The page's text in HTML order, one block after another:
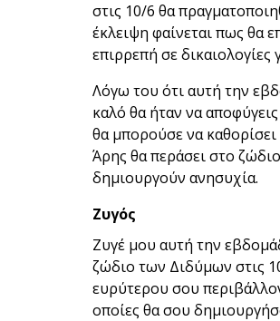
στις 10/6 θα
έκλειψη φαίνεται πως θα
επιρρεπή σε
Λόγω του ότι αυτή την
καλό θα ήταν να
θα μπορούσε να καθορίσει
Άρης θα περάσει στο
δημιουργούν ανησυχία.
Ζυγός
Ζυγέ μου αυτή την
ζώδιο των Διδύμων στις
ευρύτερου σου
οποίες θα σου